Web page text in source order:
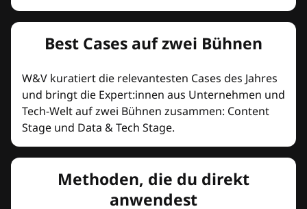
Best Cases auf zwei Bühnen
W&V kuratiert die relevantesten Cases des Jahres
und bringt die Expert:innen aus Unternehmen und
Tech-Welt auf zwei Bühnen zusammen: Content
Stage und Data & Tech Stage.
Methoden, die du direkt
anwendest